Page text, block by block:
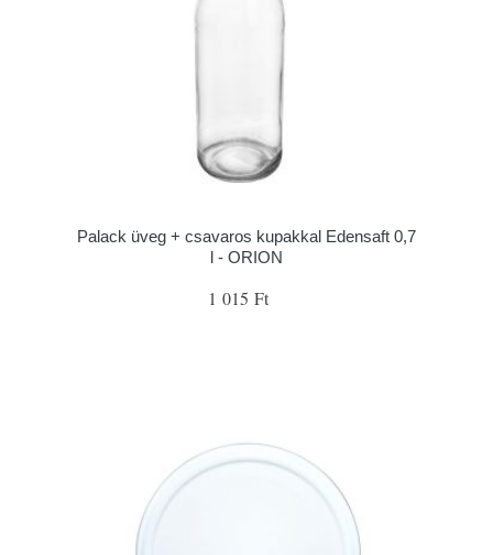
Palack üveg + csavaros kupakkal Edensaft 0,7
l - ORION
1 015 Ft